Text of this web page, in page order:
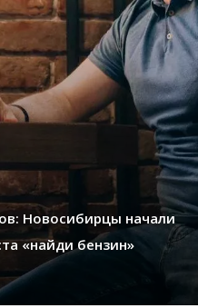
Новосибирцы начали
«найди бензин»